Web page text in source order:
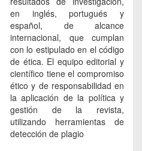
en inglés, portugués y
español, de alcance
internacional, que cumplan
con lo estipulado en el código
de ética. El equipo editorial y
científico tiene el compromiso
ético y de responsabilidad en
la aplicación de la política y
gestión de la revista,
utilizando herramientas de
detección de plagio